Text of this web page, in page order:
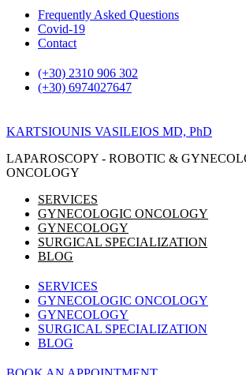
Skip
content
Frequently Asked Questions
Covid-19
Contact
(+30) 2310 906 302
(+30) 6974027647
KARTSIOUNIS VASILEIOS MD, PhD
LAPAROSCOPY - ROBOTIC &
ONCOLOGY
SERVICES
GYNECOLOGIC ONCOLOGY
GYNECOLOGY
SURGICAL SPECIALIZATION
BLOG
SERVICES
GYNECOLOGIC ONCOLOGY
GYNECOLOGY
SURGICAL SPECIALIZATION
BLOG